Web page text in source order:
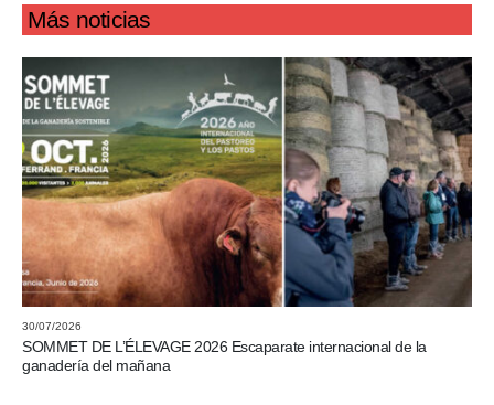
Más noticias
30/07/2026
SOMMET DE L’ÉLEVAGE 2026 Escaparate internacional de la
ganadería del mañana